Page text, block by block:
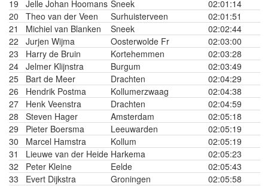
19 Jelle Johan Hoomans Sneek
02:01:14
20
Theo van der Veen Surhuisterveen
02:01:51
21
Michiel van Blanken Sneek
02:02:44
22
Jurjen Wijma Oosterwolde Fr
02:03:00
23
Harry de Bruin Kortehemmen
02:03:28
24 Jelmer Klijnstra Burgum
02:03:49
25
Bart de Meer Drachten
02:04:29
26
Hendrik Postma Kollumerzwaag
02:04:38
27
Henk Veenstra Drachten
02:04:59
28
Steven Hager Amsterdam
02:05:18
29
Pieter Boersma Leeuwarden
02:05:19
30
Marcel Hamstra Kollum
02:05:19
31
Lieuwe van der Heide Harkema
02:05:23
32
Peter Kleine Eelde
02:05:43
33
Evert Dijkstra Groningen
02:05:58